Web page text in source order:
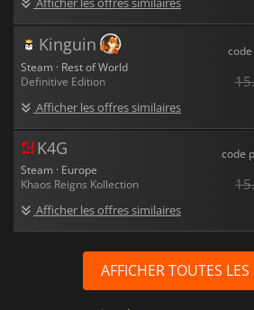
Kinguin
Steam · Rest of World
Definitive Edition
Afficher les offres similaires
K4G
Steam · Europe
Khaos Reigns Kollection
Afficher les offres similaires
code
AFFICHER TOUTES LES